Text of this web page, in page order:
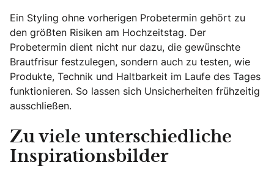
Ein Styling ohne vorherigen Probetermin gehört zu
den größten Risiken am Hochzeitstag. Der
Probetermin dient nicht nur dazu, die gewünschte
Brautfrisur festzulegen, sondern auch zu testen, wie
Produkte, Technik und Haltbarkeit im Laufe des Tages
funktionieren. So lassen sich Unsicherheiten frühzeitig
ausschließen.
Zu viele unterschiedliche
Inspirationsbilder